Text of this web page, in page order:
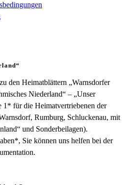
zu den Heimatblättern „Warnsdorfer
Niederland“ – „Unser
1* für die Heimatvertriebenen der
Rumburg, Schluckenau, mit
und Sonderbeilagen).
Sie können uns helfen bei der